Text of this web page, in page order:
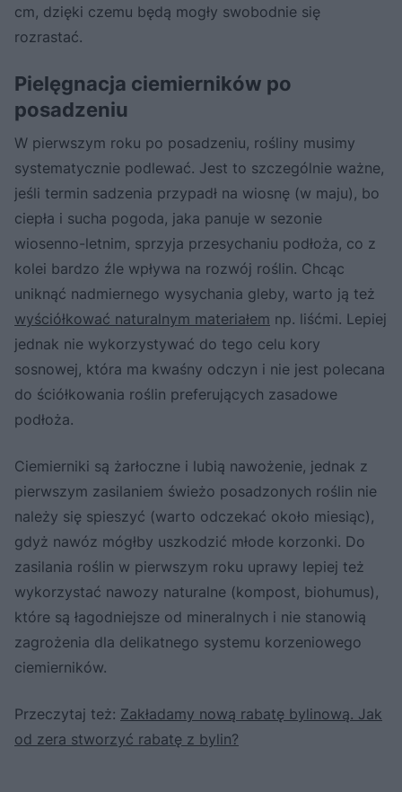
cm, dzięki czemu będą mogły swobodnie się
rozrastać.
Pielęgnacja ciemierników po
posadzeniu
W pierwszym roku po posadzeniu, rośliny musimy
systematycznie podlewać. Jest to szczególnie ważne,
jeśli termin sadzenia przypadł na wiosnę (w maju), bo
ciepła i sucha pogoda, jaka panuje w sezonie
wiosenno-letnim, sprzyja przesychaniu podłoża, co z
kolei bardzo źle wpływa na rozwój roślin. Chcąc
uniknąć nadmiernego wysychania gleby, warto ją też
wyściółkować naturalnym materiałem np. liśćmi. Lepiej
jednak nie wykorzystywać do tego celu kory
sosnowej, która ma kwaśny odczyn i nie jest polecana
do ściółkowania roślin preferujących zasadowe
podłoża.
Ciemierniki są żarłoczne i lubią nawożenie, jednak z
pierwszym zasilaniem świeżo posadzonych roślin nie
należy się spieszyć (warto odczekać około miesiąc),
gdyż nawóz mógłby uszkodzić młode korzonki. Do
zasilania roślin w pierwszym roku uprawy lepiej też
wykorzystać nawozy naturalne (kompost, biohumus),
które są łagodniejsze od mineralnych i nie stanowią
zagrożenia dla delikatnego systemu korzeniowego
ciemierników.
Przeczytaj też: Zakładamy nową rabatę bylinową. Jak
od zera stworzyć rabatę z bylin?